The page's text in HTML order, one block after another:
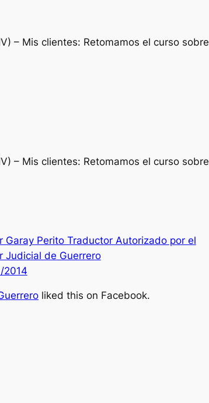
– Mis clientes: Retomamos el curso sobre
– Mis clientes: Retomamos el curso sobre
Garay Perito Traductor Autorizado por el
Judicial de Guerrero
2014
liked this on Facebook.